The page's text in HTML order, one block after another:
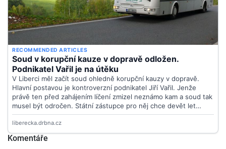
Komentáře